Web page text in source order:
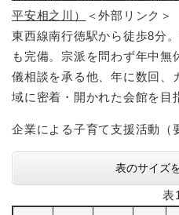
平安相之川）
＜外部リンク＞
東西線南行徳駅から徒歩8分
も完備。宗派を問わず年中
儀相談を承る他、年に数回、
域に密着・開かれた会館を目
企業による子育て支援活動（
表のサイズ
表